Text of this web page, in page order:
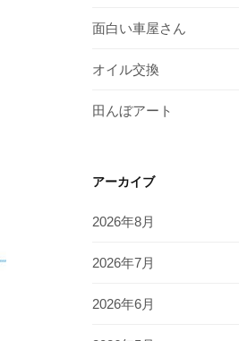
面白い車屋さん
オイル交換
田んぼアート
アーカイブ
2026年8月
2026年7月
2026年6月